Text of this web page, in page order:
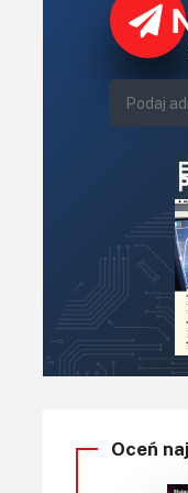
można zobaczyć na
automatycznie
obydwu kierunkach,
drukowanych oraz
Fotografia 4.
W przypadku
pasta może być
nawet drukarek
Na rynku istnieją
Oceń